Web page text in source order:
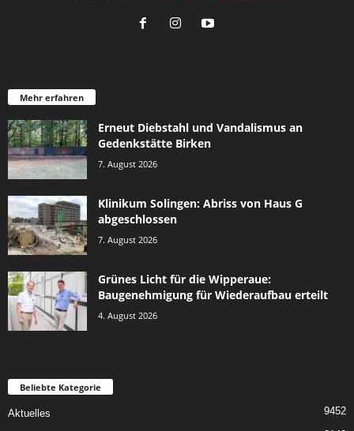
Mehr erfahren
Erneut Diebstahl und Vandalismus an
Gedenkstätte Birken
7. August 2026
Klinikum Solingen: Abriss von Haus G
abgeschlossen
7. August 2026
Grünes Licht für die Wipperaue:
Baugenehmigung für Wiederaufbau erteilt
4. August 2026
Beliebte Kategorie
Aktuelles
9452